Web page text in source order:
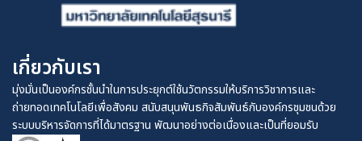
เกี่ยวกับเรา
มุ่งมั่นเป็นองค์กรชั้นนำในการประยุกต์ใช้นวัตกรรมให้บริการวิชาการและ
ถ่ายทอดเทคโนโลยีเพื่อสังคม สนับสนุนพันธกิจสัมพันธ์กับองค์กรชุมชนด้วย
ระบบบริหารจัดการที่ได้มาตรฐาน พัฒนาอย่างต่อเนื่องและเป็นที่ยอมรับ